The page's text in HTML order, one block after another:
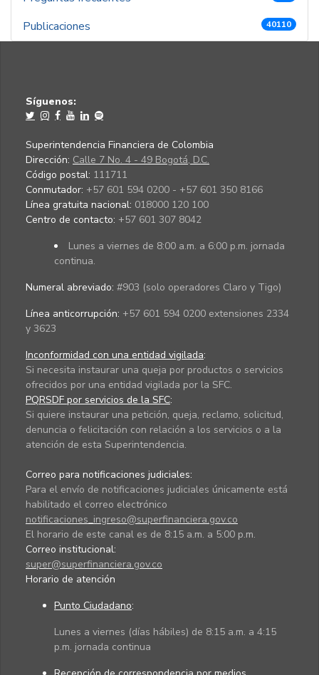
Publicaciones 40110
Síguenos:
Superintendencia Financiera de Colombia
Dirección: Calle 7 No. 4 - 49 Bogotá, D.C.
Código postal: 111711
Conmutador: +57 601 594 0200 - +57 601 350 8166
Línea gratuita nacional: 018000 120 100
Centro de contacto: +57 601 307 8042
Lunes a viernes de 8:00 a.m. a 6:00 p.m. jornada
continua.
Numeral abreviado: #903 (solo operadores Claro y Tigo)
Línea anticorrupción: +57 601 594 0200 extensiones 2334
y 3623
Inconformidad con una entidad vigilada:
Si necesita instaurar una queja por productos o servicios
ofrecidos por una entidad vigilada por la SFC.
PQRSDF por servicios de la SFC:
Si quiere instaurar una petición, queja, reclamo, solicitud,
denuncia o felicitación con relación a los servicios o a la
atención de esta Superintendencia.
Correo para notificaciones judiciales:
Para el envío de notificaciones judiciales únicamente está
habilitado el correo electrónico
notificaciones_ingreso@superfinanciera.gov.co
El horario de este canal es de 8:15 a.m. a 5:00 p.m.
Correo institucional:
super@superfinanciera.gov.co
Horario de atención
Punto Ciudadano:
Lunes a viernes (días hábiles) de 8:15 a.m. a 4:15
p.m. jornada continua